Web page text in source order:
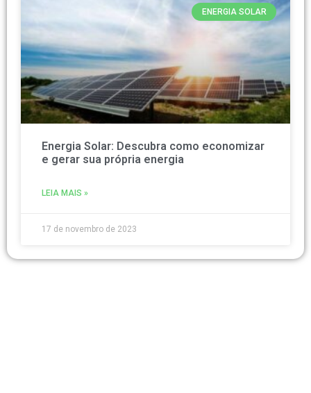
ENERGIA SOLAR
Energia Solar: Descubra como economizar
e gerar sua própria energia
LEIA MAIS »
17 de novembro de 2023